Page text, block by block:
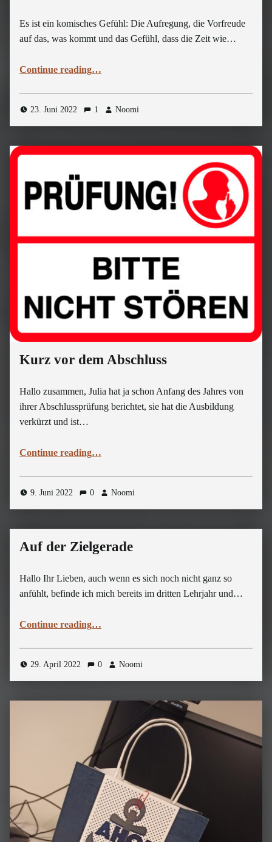
Es ist ein komisches Gefühl: Die Aufregung, die Vorfreude
auf das, was kommt und das Gefühl, dass die Zeit wie…
Continue reading…
23. Juni 2022 1 Noomi
Kurz vor dem Abschluss
Hallo zusammen, Julia hat ja schon Anfang des Jahres von
ihrer Abschlussprüfung berichtet, sie hat die Ausbildung
verkürzt und ist…
Continue reading…
9. Juni 2022 0 Noomi
Auf der Zielgerade
Hallo Ihr Lieben, auch wenn es sich noch nicht ganz so
anfühlt, befinde ich mich bereits im dritten Lehrjahr und…
Continue reading…
29. April 2022 0 Noomi